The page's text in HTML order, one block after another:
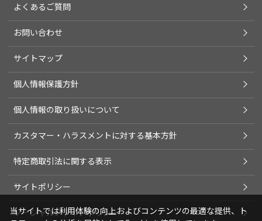
よくあるご質問
お問い合わせ
サイトマップ
個人情報保護方針
個人情報の取り扱いについて
カスタマー・ハラスメントに対する基本方針
特定商取引法に関する表示
サイトポリシー
ソーシャルメディアポリシー
当サイトでは利用体験の向上およびコンテンツの最適な提供、ト